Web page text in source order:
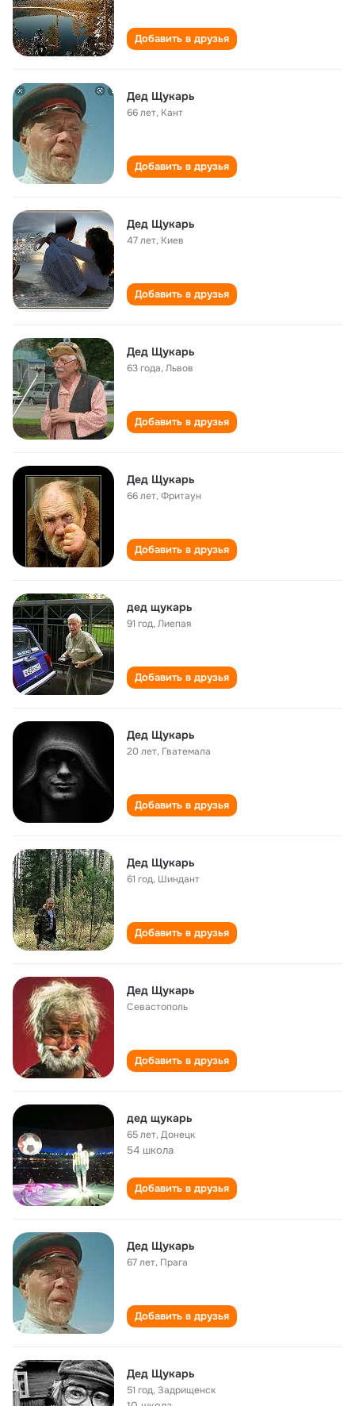
Добавить в друзья
Дед Щукарь
66 лет, Кант
Добавить в друзья
Дед Щукарь
47 лет, Киев
Добавить в друзья
Дед Щукарь
63 года,Львов
Добавить в друзья
Дед Щукарь
66 лет,Фритаун
Добавить в друзья
дед щукарь
91 год,Лиепая
Добавить в друзья
Дед Щукарь
20 лет, Гватемала
Добавить в друзья
Дед Щукарь
61 год, Шиндант
Добавить в друзья
Дед Щукарь
Севастополь
Добавить в друзья
дед щукарь
65 лет,Донецк
54 школа
Добавить в друзья
Дед Щукарь
67 лет, Прага
Добавить в друзья
Дед Щукарь
51 год,Задрищенск